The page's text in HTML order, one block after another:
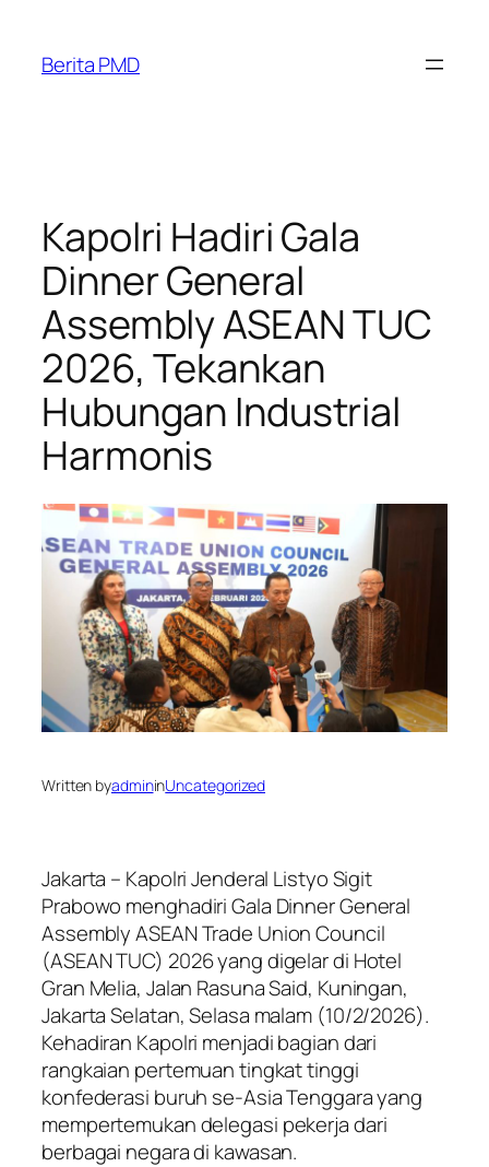
content
Berita PMD
Kapolri Hadiri Gala
Dinner General
Assembly ASEAN TUC
2026, Tekankan
Hubungan Industrial
Harmonis
Written byadmininUncategorized
Jakarta – Kapolri Jenderal Listyo Sigit
Prabowo menghadiri Gala Dinner General
Assembly ASEAN Trade Union Council
(ASEAN TUC) 2026 yang digelar di Hotel
Gran Melia, Jalan Rasuna Said, Kuningan,
Jakarta Selatan, Selasa malam (10/2/2026).
Kehadiran Kapolri menjadi bagian dari
rangkaian pertemuan tingkat tinggi
konfederasi buruh se-Asia Tenggara yang
mempertemukan delegasi pekerja dari
berbagai negara di kawasan.